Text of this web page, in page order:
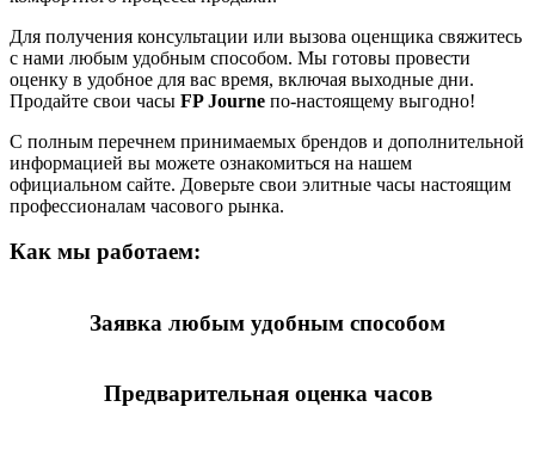
Для получения консультации или вызова оценщика свяжитесь
с нами любым удобным способом. Мы готовы провести
оценку в удобное для вас время, включая выходные дни.
Продайте свои часы FP Journe по-настоящему выгодно!
С полным перечнем принимаемых брендов и дополнительной
информацией вы можете ознакомиться на нашем
официальном сайте. Доверьте свои элитные часы настоящим
профессионалам часового рынка.
Как мы работаем:
Заявка любым удобным способом
Предварительная оценка часов